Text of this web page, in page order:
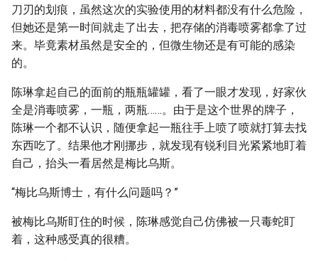
刀刃的划痕，虽然这次的实验使用的材料都没有什么危险，
但她还是第一时间就走了出去，把存储的消毒喷雾都拿了过
来。毕竟素材虽然是安全的，但微生物还是有可能的感染
的。
陈琳拿起自己的面前的瓶瓶罐罐，看了一眼才发现，好家伙
全是消毒喷雾，一瓶，两瓶……。由于是这个世界的牌子，
陈琳一个都不认识，随便拿起一瓶往手上喷了喷就打算去找
东西吃了。结果他才刚挪步，就发现有锐利目光紧紧地盯着
自己，抬头一看居然是梅比乌斯。
“梅比乌斯博士，有什么问题吗？”
被梅比乌斯盯住的时候，陈琳感觉自己仿佛被一只毒蛇盯
着，这种感受真的很糟。